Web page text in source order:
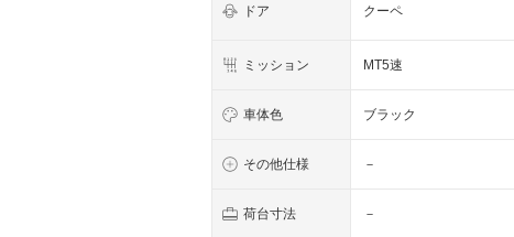
ドア クーペ
ミッション MT5速
車体色 ブラック
その他仕様 －
荷台寸法 －